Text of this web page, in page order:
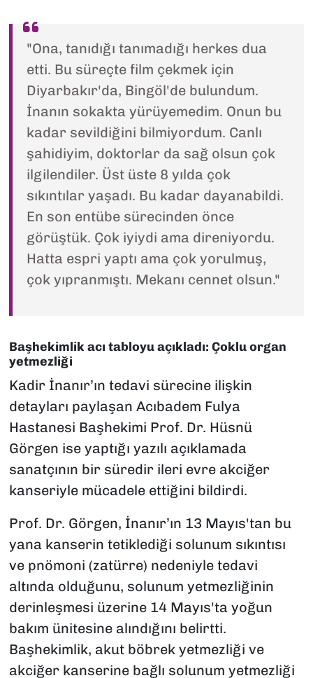
"Ona, tanıdığı tanımadığı herkes dua
etti. Bu süreçte film çekmek için
Diyarbakır'da, Bingöl'de bulundum.
İnanın sokakta yürüyemedim. Onun bu
kadar sevildiğini bilmiyordum. Canlı
şahidiyim, doktorlar da sağ olsun çok
ilgilendiler. Üst üste 8 yılda çok
sıkıntılar yaşadı. Bu kadar dayanabildi.
En son entübe sürecinden önce
görüştük. Çok iyiydi ama direniyordu.
Hatta espri yaptı ama çok yorulmuş,
çok yıpranmıştı. Mekanı cennet olsun."
Başhekimlik acı tabloyu açıkladı: Çoklu organ
yetmezliği
Kadir İnanır’ın tedavi sürecine ilişkin
detayları paylaşan Acıbadem Fulya
Hastanesi Başhekimi Prof. Dr. Hüsnü
Görgen ise yaptığı yazılı açıklamada
sanatçının bir süredir ileri evre akciğer
kanseriyle mücadele ettiğini bildirdi.
Prof. Dr. Görgen, İnanır’ın 13 Mayıs'tan bu
yana kanserin tetiklediği solunum sıkıntısı
ve pnömoni (zatürre) nedeniyle tedavi
altında olduğunu, solunum yetmezliğinin
derinleşmesi üzerine 14 Mayıs'ta yoğun
bakım ünitesine alındığını belirtti.
Başhekimlik, akut böbrek yetmezliği ve
akciğer kanserine bağlı solunum yetmezliği